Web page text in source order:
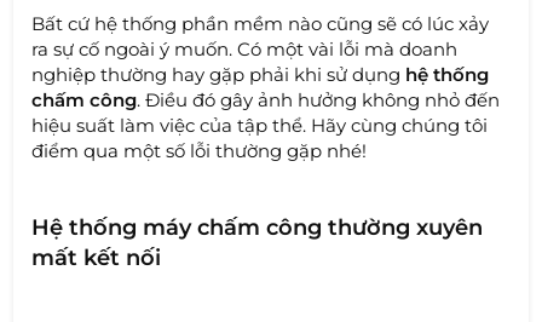
Bất cứ hệ thống phần mềm nào cũng sẽ có lúc xảy
ra sự cố ngoài ý muốn. Có một vài lỗi mà doanh
nghiệp thường hay gặp phải khi sử dụng hệ thống
chấm công. Điều đó gây ảnh hưởng không nhỏ đến
hiệu suất làm việc của tập thể. Hãy cùng chúng tôi
điểm qua một số lỗi thường gặp nhé!
Hệ thống máy chấm công thường xuyên
mất kết nối